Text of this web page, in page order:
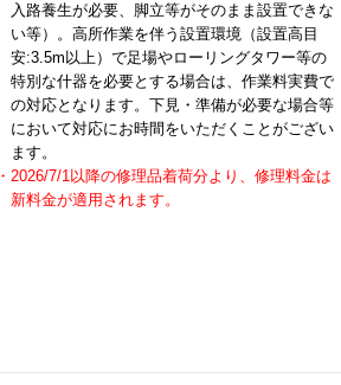
入路養生が必要、脚立等がそのまま設置できな
い等）。高所作業を伴う設置環境（設置高目
安:3.5m以上）で足場やローリングタワー等の
特別な什器を必要とする場合は、作業料実費で
の対応となります。下見・準備が必要な場合等
において対応にお時間をいただくことがござい
ます。
・2026/7/1以降の修理品着荷分より、修理料金は
新料金が適用されます。